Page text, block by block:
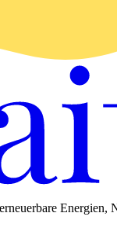
Energien,